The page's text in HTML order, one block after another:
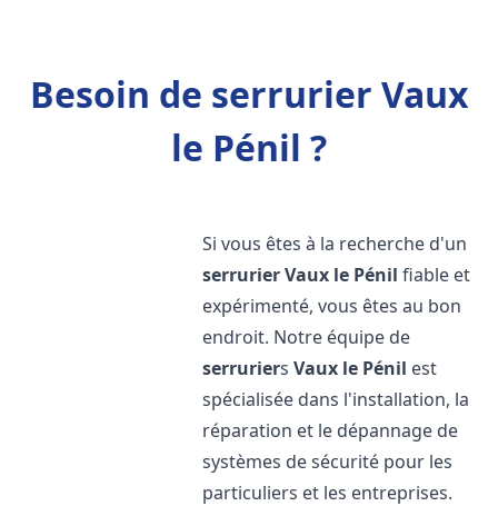
Besoin de serrurier Vaux
le Pénil ?
Si vous êtes à la recherche d'un
serrurierVaux le Pénil fiable et
expérimenté, vous êtes au bon
endroit. Notre équipe de
serruriersVaux le Pénil est
spécialisée dans l'installation, la
réparation et le dépannage de
systèmes de sécurité pour les
particuliers et les entreprises.